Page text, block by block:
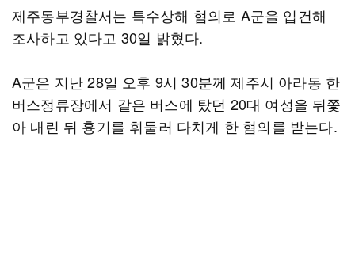
제주동부경찰서는 특수상해 혐의로 A군을 입건해
조사하고 있다고 30일 밝혔다.
A군은 지난 28일 오후 9시 30분께 제주시 아라동 한
버스정류장에서 같은 버스에 탔던 20대 여성을 뒤쫓
아 내린 뒤 흉기를 휘둘러 다치게 한 혐의를 받는다.